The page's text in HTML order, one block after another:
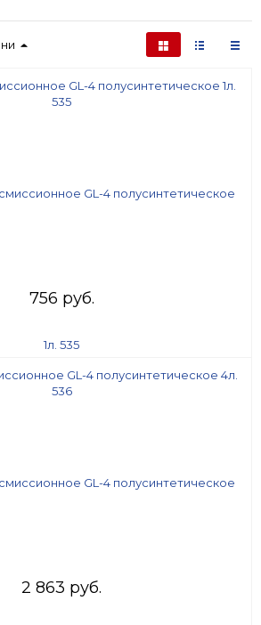
GL-4 полусинтетическое 1л.
535
756 руб.
GL-4 полусинтетическое 4л.
536
2 863 руб.